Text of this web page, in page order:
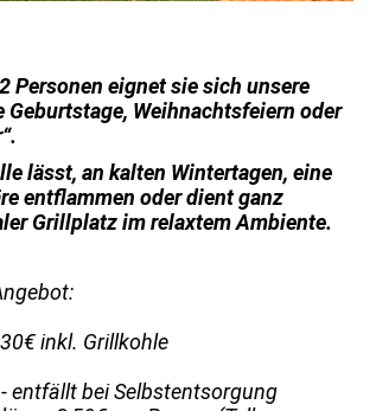
Personen eignet sie sich unsere
Weihnachtsfeiern oder
lässt, an kalten Wintertagen, eine
entflammen oder dient ganz
Grillplatz im relaxtem Ambiente.
inkl. Grillkohle
entfällt bei Selbstentsorgung